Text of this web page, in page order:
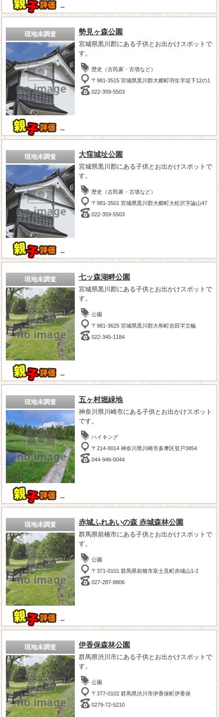
－
現地未調査
－
勢見ヶ森公園
宮城県黒川郡にある子供とお出かけスポットで
す。
歴史（古民家・古墳など）
〒981-3515 宮城県黒川郡大郷町羽生字堤下12の1
022-359-5503
現地未調査
－
大窪城址公園
宮城県黒川郡にある子供とお出かけスポットで
す。
歴史（古民家・古墳など）
〒981-3501 宮城県黒川郡大郷町大松沢字論山47
022-359-5503
現地未調査
－
七ッ森湖畔公園
宮城県黒川郡にある子供とお出かけスポットで
す。
公園
〒981-3625 宮城県黒川郡大和町吉田字立輪
022-345-1184
現地未調査
－
五ヶ村堀緑地
神奈川県川崎市にある子供とお出かけスポット
です。
ハイキング
〒214-0014 神奈川県川崎市多摩区登戸3854
044-946-0044
現地未調査
－
赤城ふれあいの森 赤城森林公園
群馬県前橋市にある子供とお出かけスポットで
す。
公園
〒371-0101 群馬県前橋市富士見町赤城山1-2
027-287-8806
現地未調査 伊香保森林公園
群馬県渋川市にある子供とお出かけスポットで
す。
公園
〒377-0102 群馬県渋川市伊香保町伊香保
0279-72-5210